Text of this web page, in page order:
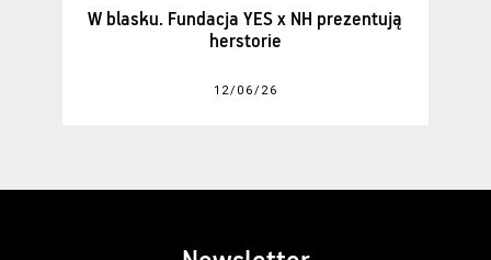
W blasku. Fundacja YES x NH prezentują
herstorie
12/06/26